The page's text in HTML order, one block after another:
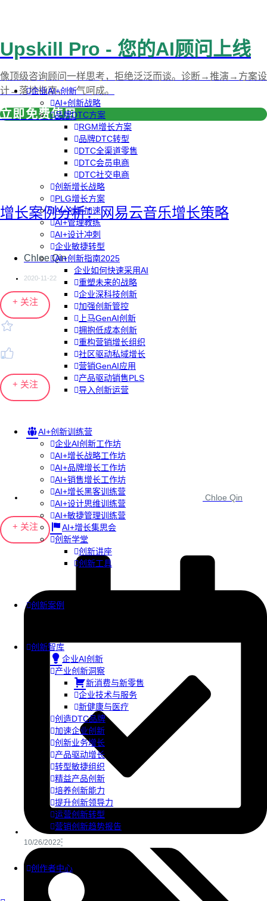
企业AI+创新
AI+创新战略
品牌DTC方案
RGM增长方案
品牌DTC转型
DTC全渠道零售
DTC会员电商
DTC社交电商
创新增长战略
PLG增长方案
AI+创新加速
AI+管理教练
AI+设计冲刺
企业敏捷转型
AI+创新指南2025
企业如何快速采用AI
重塑未来的战略
企业深科技创新
加强创新管控
上马GenAI创新
拥抱低成本创新
重构营销增长组织
社区驱动私域增长
营销GenAI应用
产品驱动销售PLS
导入创新运营
AI+创新训练营
企业AI创新工作坊
AI+增长战略工作坊
AI+品牌增长工作坊
AI+销售增长工作坊
AI+增长黑客训练营
AI+设计思维训练营
AI+敏捷管理训练营
AI+增长集思会
创新学堂
创新讲座
创新工具
创新案例
创新智库
企业AI创新
产业创新洞察
新消费与新零售
企业技术与服务
新健康与医疗
创造DTC品牌
加速企业创新
创新业务增长
产品驱动增长
转型敏捷组织
精益产品创新
培养创新能力
提升创新领导力
运营创新转型
营销创新趋势报告
创作者中心
Upskill Pro - 您的AI顾问上线
像顶级咨询顾问一样思考，拒绝泛泛而谈。诊断→推演→方案设
计→落地指南，一气呵成。
立即免费使用
增长案例分析：网易云音乐增长策略
Chloe Qin
2020-11-22
+ 关注
+ 关注
Chloe Qin
+ 关注
10/26/2022